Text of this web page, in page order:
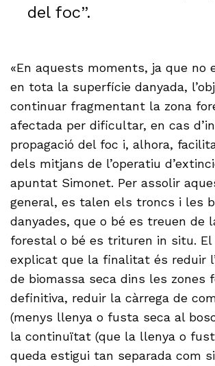
del foc”.
«En aquests moments, ja que no
en tota la superfície danyada,
continuar fragmentant la zona
afectada per dificultar, en cas
propagació del foc i, alhora,
dels mitjans de l’operatiu
apuntat Simonet. Per assolir
general, es talen els troncs i les
danyades, que o bé es treuen de
forestal o bé es trituren in situ.
explicat que la finalitat és reduir
de biomassa seca dins les zones
definitiva, reduir la càrrega de
(menys llenya o fusta seca al
la continuïtat (que la llenya o
queda estigui tan separada com